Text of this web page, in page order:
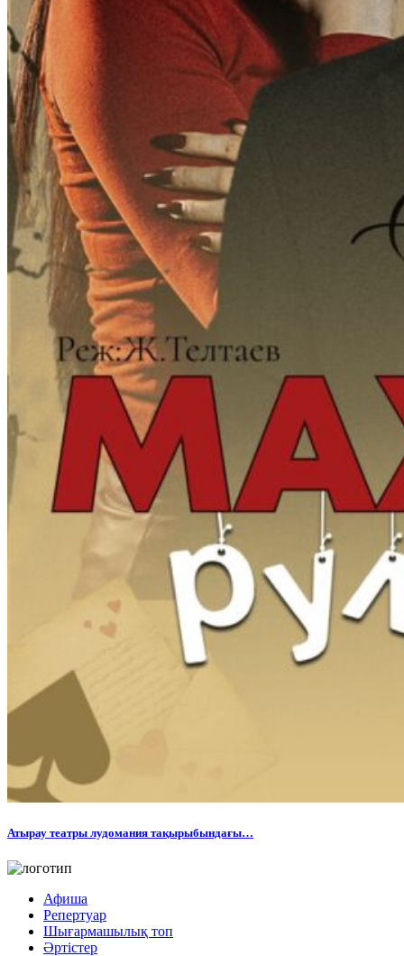
Атырау театры лудомания тақырыбындағы…
Афиша
Репертуар
Шығармашылық топ
Әртістер